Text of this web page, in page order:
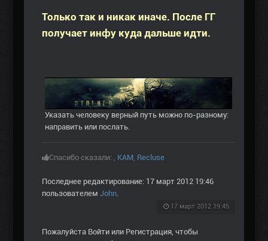
Только так и никак иначе. После ГГ
получает инфу куда дальше идти.
Указать человеку верный путь можно по-разному:
направить или послать.
Спасибо сказали: , KAM, Recluse
Последнее редактирование: 17 март 2012 19:46
пользователем John.
17 март 2012 19:45
Пожалуйста Войти или Регистрация, чтобы